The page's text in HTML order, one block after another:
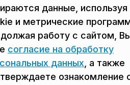
в Подольске в
в Мытищах в
в Реутове в
в Балашихе в
данные,
и метрические
работу с сайтом,
согласие на обработку
данных , а также
ознакомление